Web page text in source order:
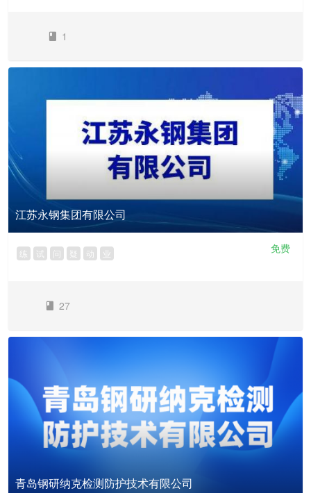
1
江苏永钢集团有限公司
练 试 问 疑 动 业 免费
27
青岛钢研纳克检测防护技术有限公司